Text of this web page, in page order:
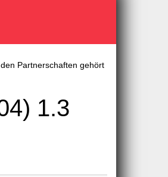
Partnerschaften gehört
1.3